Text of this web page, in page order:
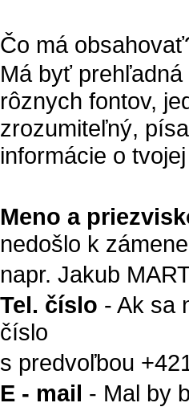
Čo má
Má byť
rôznych fontov,
zrozumiteľný,
informácie o
Meno a
nedošlo k
napr. Jakub
Tel. číslo - Ak sa
číslo
s predvoľbou
E - mail - Mal by